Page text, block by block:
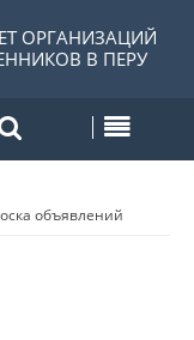
ОРГАНИЗАЦИЙ
В ПЕРУ
объявлений